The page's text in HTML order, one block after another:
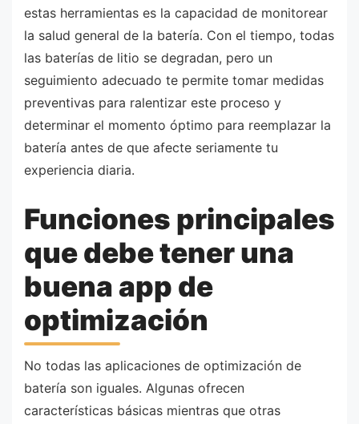
estas herramientas es la capacidad de monitorear
la salud general de la batería. Con el tiempo, todas
las baterías de litio se degradan, pero un
seguimiento adecuado te permite tomar medidas
preventivas para ralentizar este proceso y
determinar el momento óptimo para reemplazar la
batería antes de que afecte seriamente tu
experiencia diaria.
Funciones principales
que debe tener una
buena app de
optimización
No todas las aplicaciones de optimización de
batería son iguales. Algunas ofrecen
características básicas mientras que otras